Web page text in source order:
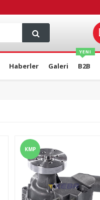
Haberler Galeri B2B
YENI
KMP